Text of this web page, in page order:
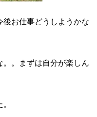
後お仕事どうしようかな
。。まずは自分が楽しん